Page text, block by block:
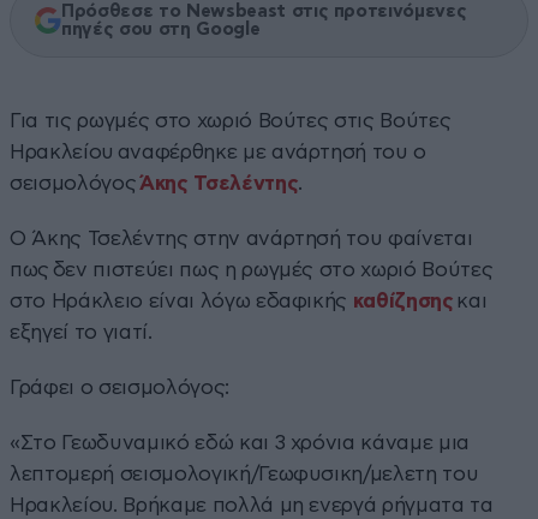
Πρόσθεσε το Newsbeast στις προτεινόμενες
πηγές σου στη Google
Για τις ρωγμές στο χωριό Βούτες στις Βούτες
Ηρακλείου αναφέρθηκε με ανάρτησή του ο
σεισμολόγοςΆκης Τσελέντης.
Ο Άκης Τσελέντης στην ανάρτησή του φαίνεται
πως δεν πιστεύει πως η ρωγμές στο χωριό Βούτες
στο Ηράκλειο είναι λόγω εδαφικής καθίζησης και
εξηγεί το γιατί.
Γράφει ο σεισμολόγος:
«Στο Γεωδυναμικό εδώ και 3 χρόνια κάναμε μια
λεπτομερή σεισμολογική/Γεωφυσικη/μελετη του
Ηρακλείου. Βρήκαμε πολλά μη ενεργά ρήγματα τα